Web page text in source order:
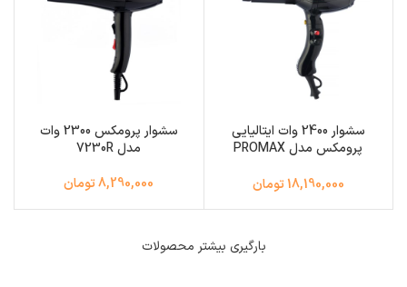
سشوار 2400 وات ایتالیایی
پرومکس مدل PROMAX
18,190,000 تومان
سشوار پرومکس 2300 وات
مدل 7230R
8,290,000 تومان
بارگیری بیشتر محصولات